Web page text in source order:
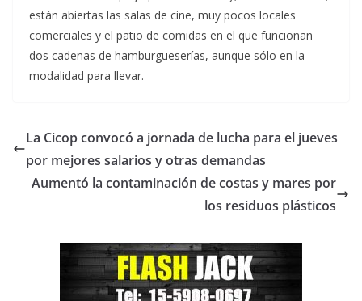
están abiertas las salas de cine, muy pocos locales
comerciales y el patio de comidas en el que funcionan
dos cadenas de hamburgueserías, aunque sólo en la
modalidad para llevar.
La Cicop convocó a jornada de lucha para el jueves
por mejores salarios y otras demandas
Aumentó la contaminación de costas y mares por
los residuos plásticos